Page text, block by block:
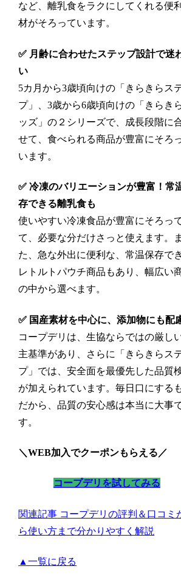
など、離乳食をラクにしてくれる便
材がそろっています。
✅ 月齢に合わせたステップ設計で迷
い
5カ月から3歳頃向けの「きらきらス
プ」、3歳から6歳頃向けの「きらき
ッズ」の２シリーズで、成長段階に
せて、食べられる商品が豊富にそろ
います。
✅ 冷凍のバリエーションが豊富！常
存できる離乳食も
使いやすい冷凍食品が豊富にそろっ
て、必要な分だけさっと使えます。ま
た、急な外出に便利な、常温保存で
レトルトパウチ商品もあり、幅広い
の中から選べます。
✅ 国産素材を中心に、添加物にも配
コープデリは、生協ならではの厳し
主基準があり、さらに「きらきらス
プ」では、安全面を最優先した品質
が加えられています。毎日口にする
だから、品質の安心感は本当に大事
す。
＼WEB加入でクーポンもらえる／
コープデリを試してみる
関連記事 コープデリの評判＆口コミ
ら使い方まで分かりやすく解説
▲一覧に戻る